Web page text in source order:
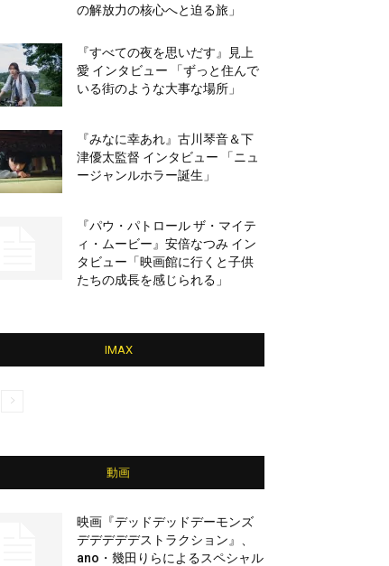
の解放力の核心へと迫る旅」
『すべての夜を思いだす』見上
愛 インタビュー 「ずっと住んで
いる街のような大事な場所」
『みなに幸あれ』古川琴音＆下
津優太監督 インタビュー 「ニュ
ージャンルホラー誕生」
『パウ・パトロール ザ・マイテ
ィ・ムービー』安倍なつみ イン
タビュー「映画館に行くと子供
たちの成長を感じられる」
IMAX
動画
映画『デッドデッドデーモンズ
デデデデデストラクション』、
ano・幾田りらによるスペシャル